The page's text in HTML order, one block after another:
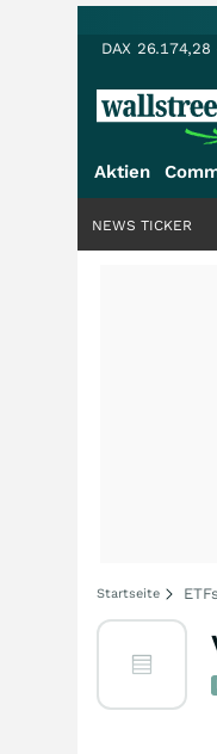
DAX 26.174,28
Aktien
NEWS TICKER
Startseite ETFs